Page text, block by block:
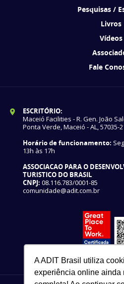
A ADIT Brasil utiliza
experiência online ainda
Pesquisas /
Livros
Vídeos
Fale
ESCRITÓRIO:
Maceió Facilities - R. Gen. João
Ponta Verde, Maceió - AL, 57035-
Horário de funcionamento:
13h às 17h
ASSOCIACAO PARA O
TURISTICO DO BRASIL
CNPJ: 08.116.783/0001-85
comunidade@adit.com.br